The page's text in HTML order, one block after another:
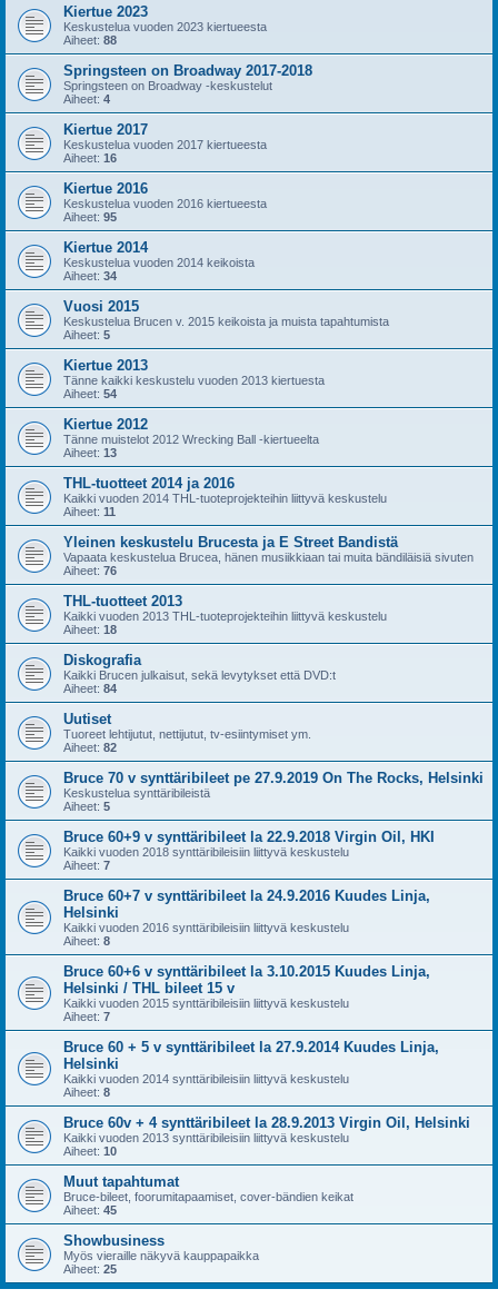
Kiertue 2023
Keskustelua vuoden 2023 kiertueesta
Aiheet: 88
Springsteen on Broadway 2017-2018
Springsteen on Broadway -keskustelut
Aiheet: 4
Kiertue 2017
Keskustelua vuoden 2017 kiertueesta
Aiheet: 16
Kiertue 2016
Keskustelua vuoden 2016 kiertueesta
Aiheet: 95
Kiertue 2014
Keskustelua vuoden 2014 keikoista
Aiheet: 34
Vuosi 2015
Keskustelua Brucen v. 2015 keikoista ja muista tapahtumista
Aiheet: 5
Kiertue 2013
Tänne kaikki keskustelu vuoden 2013 kiertuesta
Aiheet: 54
Kiertue 2012
Tänne muistelot 2012 Wrecking Ball -kiertueelta
Aiheet: 13
THL-tuotteet 2014 ja 2016
Kaikki vuoden 2014 THL-tuoteprojekteihin liittyvä keskustelu
Aiheet: 11
Yleinen keskustelu Brucesta ja E Street Bandistä
Vapaata keskustelua Brucea, hänen musiikkiaan tai muita bändiläisiä sivuten
Aiheet: 76
THL-tuotteet 2013
Kaikki vuoden 2013 THL-tuoteprojekteihin liittyvä keskustelu
Aiheet: 18
Diskografia
Kaikki Brucen julkaisut, sekä levytykset että DVD:t
Aiheet: 84
Uutiset
Tuoreet lehtijutut, nettijutut, tv-esiintymiset ym.
Aiheet: 82
Bruce 70 v synttäribileet pe 27.9.2019 On The Rocks, Helsinki
Keskustelua synttäribileistä
Aiheet: 5
Bruce 60+9 v synttäribileet la 22.9.2018 Virgin Oil, HKI
Kaikki vuoden 2018 synttäribileisiin liittyvä keskustelu
Aiheet: 7
Bruce 60+7 v synttäribileet la 24.9.2016 Kuudes Linja,
Helsinki
Kaikki vuoden 2016 synttäribileisiin liittyvä keskustelu
Aiheet: 8
Bruce 60+6 v synttäribileet la 3.10.2015 Kuudes Linja,
Helsinki / THL bileet 15 v
Kaikki vuoden 2015 synttäribileisiin liittyvä keskustelu
Aiheet: 7
Bruce 60 + 5 v synttäribileet la 27.9.2014 Kuudes Linja,
Helsinki
Kaikki vuoden 2014 synttäribileisiin liittyvä keskustelu
Aiheet: 8
Bruce 60v + 4 synttäribileet la 28.9.2013 Virgin Oil, Helsinki
Kaikki vuoden 2013 synttäribileisiin liittyvä keskustelu
Aiheet: 10
Muut tapahtumat
Bruce-bileet, foorumitapaamiset, cover-bändien keikat
Aiheet: 45
Showbusiness
Myös vieraille näkyvä kauppapaikka
Aiheet: 25